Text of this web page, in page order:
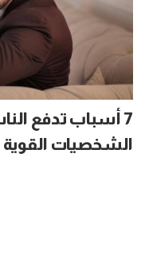
7 أسباب تدفع
الشخصيات القوية